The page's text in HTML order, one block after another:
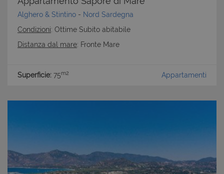
Alghero & Stintino - Nord Sardegna
Condizioni: Ottime Subito abitabile
Distanza dal mare: Fronte Mare
Superficie: 75m2 Appartamenti